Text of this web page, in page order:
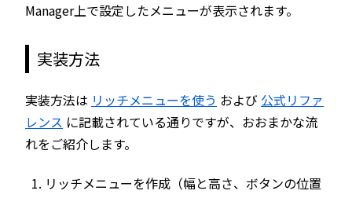
Manager上で設定したメニューが表示されます。
実装方法
実装方法は リッチメニューを使う および 公式リファ
レンス に記載されている通りですが、おおまかな流
れをご紹介します。
リッチメニューを作成（幅と高さ、ボタンの位置